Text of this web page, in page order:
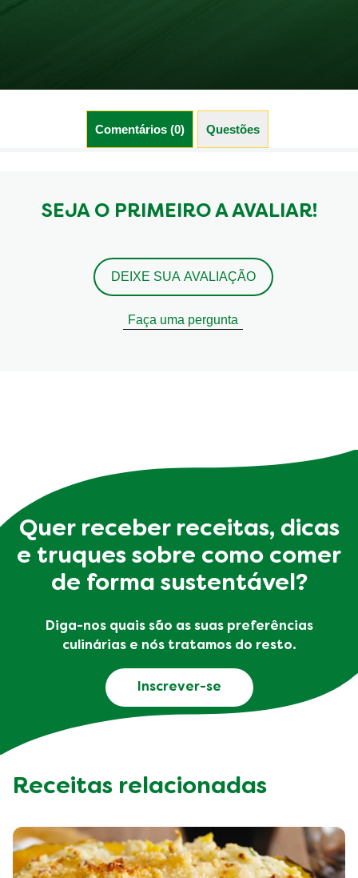
Comentários (0) Questões (0)
SEJA O PRIMEIRO A AVALIAR!
DEIXE SUA AVALIAÇÃO
Faça uma pergunta
Quer receber receitas, dicas
e truques sobre como comer
de forma sustentável?
Diga-nos quais são as suas preferências
culinárias e nós tratamos do resto.
Inscrever-se
Receitas relacionadas